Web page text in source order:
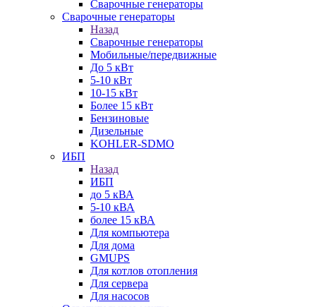
Сварочные генераторы
Сварочные генераторы
Назад
Сварочные генераторы
Мобильные/передвижные
До 5 кВт
5-10 кВт
10-15 кВт
Более 15 кВт
Бензиновые
Дизельные
KOHLER-SDMO
ИБП
Назад
ИБП
до 5 кВА
5-10 кВА
более 15 кВА
Для компьютера
Для дома
GMUPS
Для котлов отопления
Для сервера
Для насосов